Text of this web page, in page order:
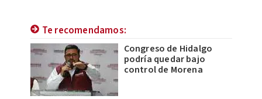
Te recomendamos:
Congreso de Hidalgo
podría quedar bajo
control de Morena